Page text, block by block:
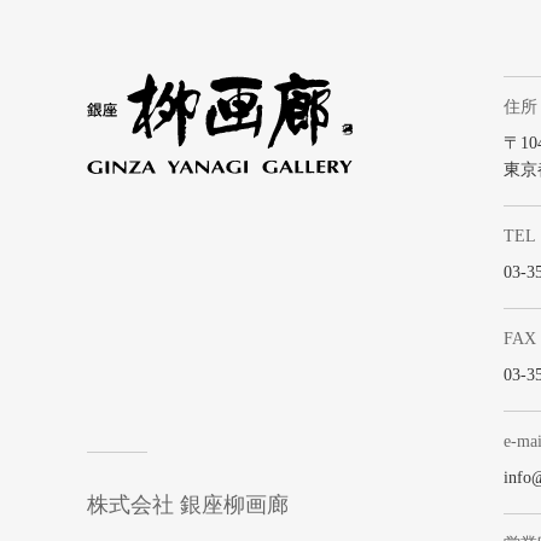
株式会社 銀座柳画廊
住所
〒
東京
TEL
03-
FAX
03-
e-